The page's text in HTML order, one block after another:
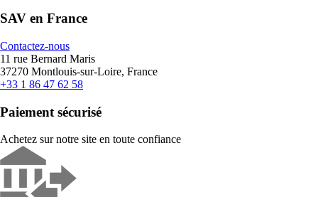
SAV en France
Contactez-nous
11 rue Bernard Maris
37270 Montlouis-sur-Loire, France
+33 1 86 47 62 58
Paiement sécurisé
Achetez sur notre site en toute confiance